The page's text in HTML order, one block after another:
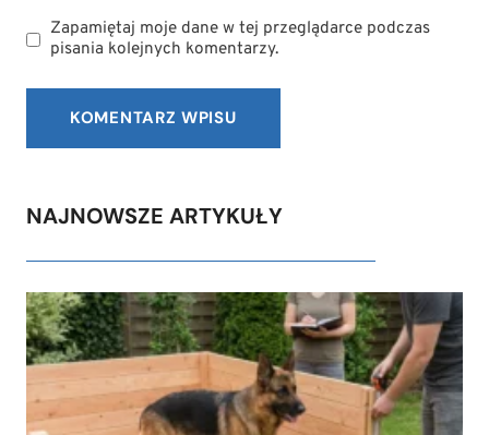
Zapamiętaj moje dane w tej przeglądarce podczas
pisania kolejnych komentarzy.
NAJNOWSZE ARTYKUŁY